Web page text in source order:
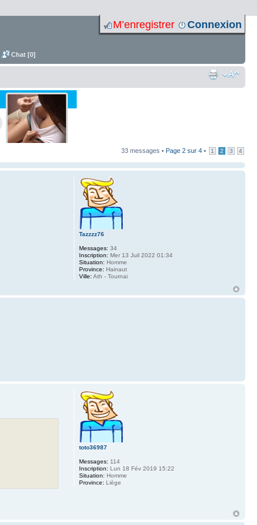
M’enregistrer Connexion
Chat [0]
33 messages • Page 2 sur 4 • 1 2 3 4
Tazzzz76
Messages: 34
Inscription: Mer 13 Juil 2022 01:34
Situation: Homme
Province: Hainaut
Ville: Ath - Tournai
toto36987
Messages: 114
Inscription: Lun 18 Fév 2019 15:22
Situation: Homme
Province: Liège